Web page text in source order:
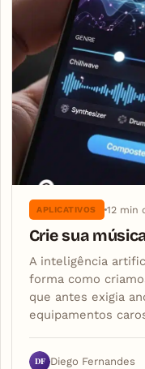
APLICATIVOS 12 min
Crie sua
A inteligência
forma como
que antes exigia
equipamentos
DF Diego Fernandes